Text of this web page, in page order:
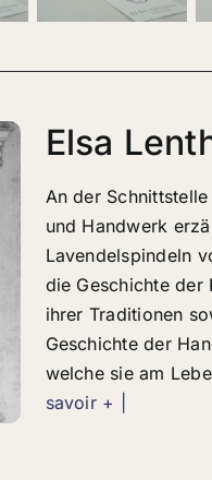
Elsa
An der
und Handwerk
Lavendelspindeln
die Geschichte der
ihrer Traditionen
Geschichte der
welche sie am
savoir + |